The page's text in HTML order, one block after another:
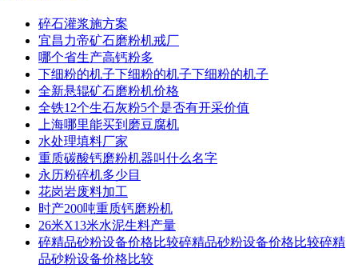
碎石灌浆施方案
宜昌力帝矿石磨粉机戒厂
哪个省生产高钙粉多
下细粉的机子下细粉的机子下细粉的机子
全新悬辊矿石磨粉机价格
全铁12个生石灰粉5个是否有开采价值
上海哪里能买到磨豆腐机
水处理填料厂家
重质碳酸钙磨粉机器叫什么名字
永历粉碎机多少目
花岗岩废料加工
时产200吨重质钙磨粉机
26米X13米水泥生料产量
碎精品砂粉设备价格比较碎精品砂粉设备价格比较碎精
品砂粉设备价格比较